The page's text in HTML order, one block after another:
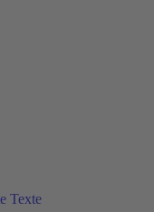
Texte